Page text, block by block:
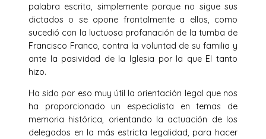
palabra escrita, simplemente porque no sigue sus
dictados o se opone frontalmente a ellos, como
sucedió con la luctuosa profanación de la tumba de
Francisco Franco, contra la voluntad de su familia y
ante la pasividad de la Iglesia por la que El tanto
hizo.
Ha sido por eso muy útil la orientación legal que nos
ha proporcionado un especialista en temas de
memoria histórica, orientando la actuación de los
delegados en la más estricta legalidad, para hacer